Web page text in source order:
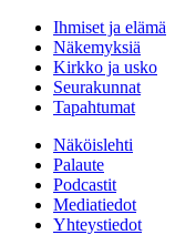
Ihmiset ja elämä
Näkemyksiä
Kirkko ja usko
Seurakunnat
Tapahtumat
Näköislehti
Palaute
Podcastit
Mediatiedot
Yhteystiedot